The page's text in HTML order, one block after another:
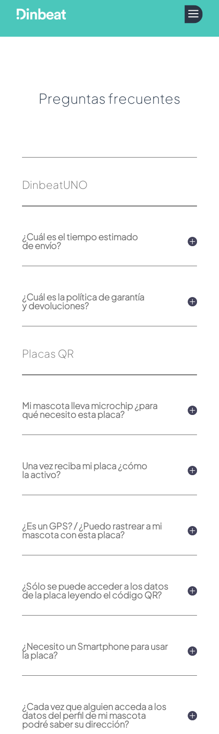
a
Preguntas frecuentes
DinbeatUNO
¿Cuál es el tiempo estimado
de envío?
¿Cuál es la política de garantía
y devoluciones?
Placas QR
Mi mascota lleva microchip ¿para
qué necesito esta placa?
Una vez reciba mi placa ¿cómo
la activo?
¿Es un GPS? / ¿Puedo rastrear a mi
mascota con esta placa?
¿Sólo se puede acceder a los datos
de la placa leyendo el código QR?
¿Necesito un Smartphone para usar
la placa?
¿Cada vez que alguien acceda a los
datos del perfil de mi mascota
podré saber su dirección?